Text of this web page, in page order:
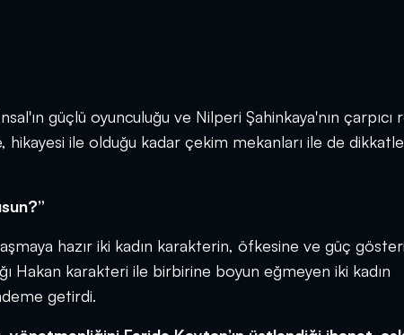
güçlü oyunculuğu ve Nilperi Şahinkaya'nın çarpıcı
ile olduğu kadar çekim mekanları ile de
hazır iki kadın karakterin, öfkesine ve güç
Hakan karakteri ile birbirine boyun eğmeyen iki kadın
getirdi.